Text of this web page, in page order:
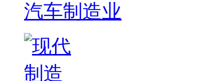
汽车制造业